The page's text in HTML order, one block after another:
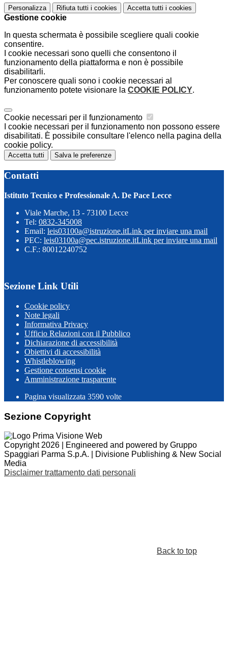
Personalizza Rifiuta tutti i cookies Accetta tutti i cookies
Gestione cookie
In questa schermata è possibile scegliere quali cookie
consentire.
I cookie necessari sono quelli che consentono il
funzionamento della piattaforma e non è possibile
disabilitarli.
Per conoscere quali sono i cookie necessari al
funzionamento potete visionare la COOKIE POLICY.
Cookie necessari per il funzionamento
I cookie necessari per il funzionamento non possono essere
disabilitati. È possibile consultare l'elenco nella pagina della
cookie policy.
Accetta tutti Salva le preferenze
Contatti
Istituto Tecnico e Professionale A. De Pace Lecce
Viale Marche, 13 - 73100 Lecce
Tel: 0832-345008
Email: leis03100a@istruzione.itLink per inviare una mail
PEC: leis03100a@pec.istruzione.itLink per inviare una mail
C.F.: 80012240752
Sezione Link Utili
Cookie policy
Note legali
Informativa Privacy
Ufficio Relazioni con il Pubblico
Dichiarazione di accessibilità
Obiettivi di accessibilità
Whistleblowing
Gestione consensi cookie
Amministrazione trasparente
Pagina visualizzata 3590 volte
Sezione Copyright
Copyright 2026 | Engineered and powered by Gruppo
Spaggiari Parma S.p.A. | Divisione Publishing & New Social
Media
Disclaimer trattamento dati personali
Back to top